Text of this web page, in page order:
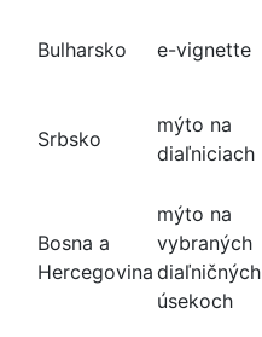
Bulharsko e-vignette
Srbsko
mýto na
diaľniciach
Bosna a
Hercegovina
mýto na
vybraných
diaľničných
úsekoch